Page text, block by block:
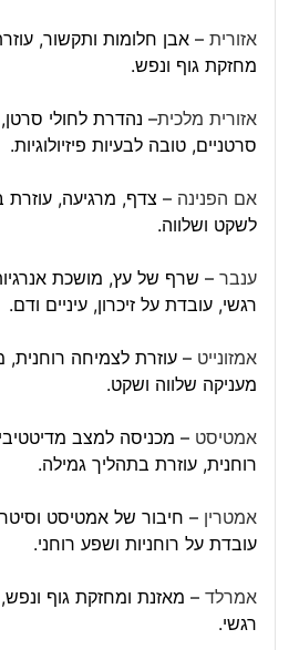
אזורית – אבן חלומות ותקשור,
מחזקת גוף ונפש.
אזורית מלכית– נהדרת לחולי
סרטניים, טובה לבעיות פיזיולוגיות.
אם הפנינה – צדף, מרגיעה,
לשקט ושלווה.
ענבר– שרף של עץ, מושכת
רגשי, עובדת על זיכרון, עיניים ודם.
אמזונייט – עוזרת לצמיחה רוחנית,
מעניקה שלווה ושקט.
אמטיסט – מכניסה למצב
רוחנית, עוזרת בתהליך גמילה.
אמטרין – חיבור של אמטיסט
עובדת על רוחניות ושפע רוחני.
אמרלד– מאזנת ומחזקת גוף ונפש,
רגשי.